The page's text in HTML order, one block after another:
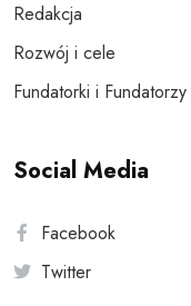
Redakcja
Rozwój i cele
Fundatorki i Fundatorzy
Social Media
Facebook
Twitter